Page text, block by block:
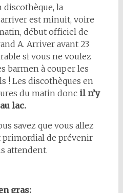
discothèque, la
est minuit, voire
début officiel de
A. Arriver avant 23
si vous ne voulez
barmen à couper les
! Les discothèques en
du matin donc il n’y
lac.
savez que vous allez
primordial de prévenir
attendent.
gras: